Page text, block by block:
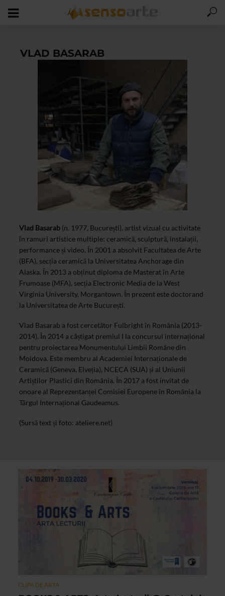
VLAD BASARAB
Vlad Basarab (n. 1977, București), artist vizual cu activitate
în ramuri artistice multiple: ceramică, sculptură, instalații,
performance și video. În 2001 a absolvit Facultatea de Arte
(BFA), secția ceramică la Universitatea Anchorage din
Alaska. În 2013 a obținut diploma de Masterat în Arte
Frumoase (MFA), secția Electronic Media de la West
Virginia University, Morgantown. În prezent este doctorand
la Universitatea de Arte București.
Vlad Basarab a fost cercetător Fulbright în România (2013-
2014). În 2014 a câștigat premiul I la concursul internațional
pentru proiectarea Monumentului Limbii Române din
Moldova. Este membru al Academiei Internaționale de
Ceramică (Geneva, Elveția), NCECA (SUA) și al Uniunii
Artiștilor Plastici din România. În 2017 a fost invitat de
onoare al Reprezentanței Comisiei Europene în România la
Târgul Internațional Gaudeamus.
(Sursă text și foto: ateliere.net)
CLIPA DE ARTA